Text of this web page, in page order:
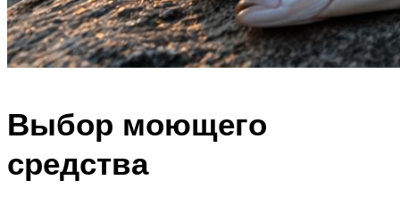
Выбор моющего
средства